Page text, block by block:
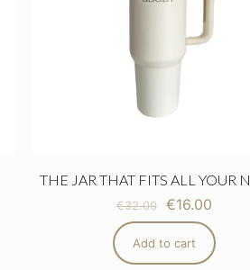
THE JAR THAT FITS ALL YOUR
€32.00 €16.00
Add to cart